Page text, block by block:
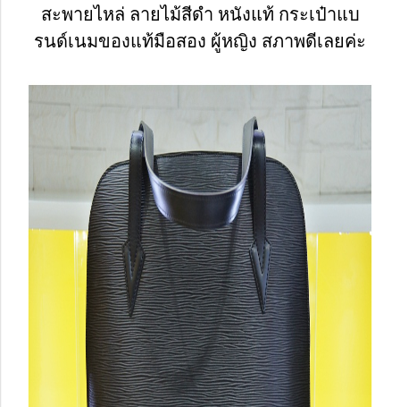
สะพายไหล่ ลายไม้สีดำ หนังแท้ กระเป๋าแบ
รนด์เนมของแท้มือสอง ผู้หญิง สภาพดีเลยค่ะ